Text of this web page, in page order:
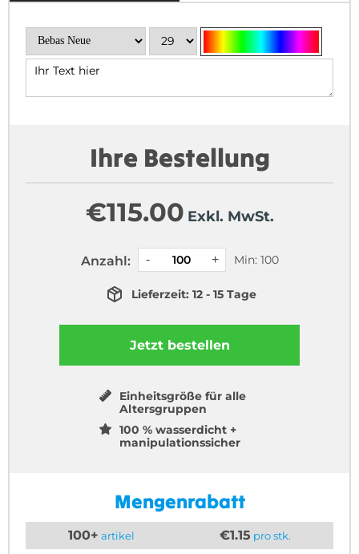
Ihre Bestellung
€115.00 Exkl. MwSt.
Anzahl: Min: 100
Lieferzeit: 12 - 15 Tage
Jetzt bestellen
Einheitsgröße für alle
Altersgruppen
100 % wasserdicht +
manipulationssicher
Mengenrabatt
100+ artikel €1.15 pro stk.